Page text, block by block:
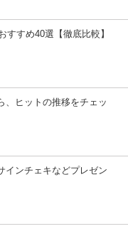
すすめ40選【徹底比較】
、ヒットの推移をチェッ
インチェキなどプレゼン